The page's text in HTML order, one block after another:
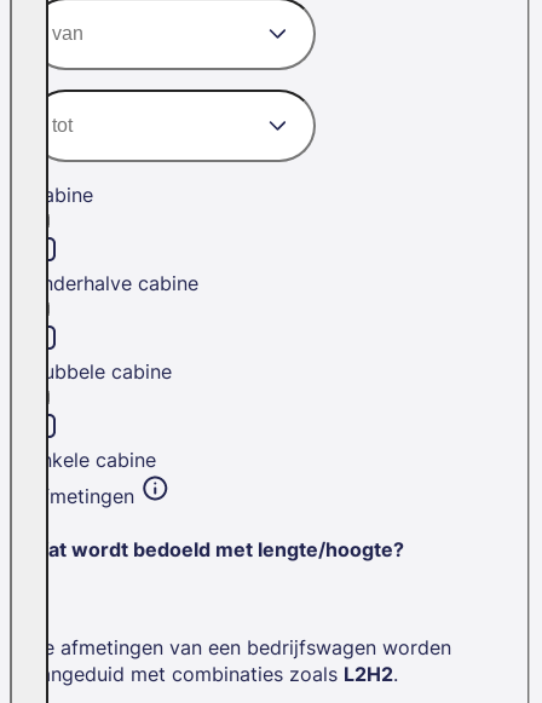
Cabine
Anderhalve cabine
Dubbele cabine
Enkele cabine
Afmetingen
Wat wordt bedoeld met lengte/hoogte?
De afmetingen van een bedrijfswagen worden
aangeduid met combinaties zoals L2H2.